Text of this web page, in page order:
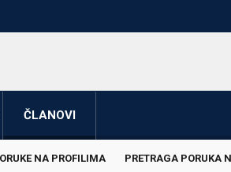
ČLANOVI
NA PROFILIMA PRETRAGA PORUKA